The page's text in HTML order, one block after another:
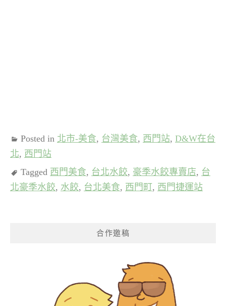
Posted in 北市-美食, 台灣美食, 西門站, D&W在台
北, 西門站
Tagged 西門美食, 台北水餃, 豪季水餃專賣店, 台
北豪季水餃, 水餃, 台北美食, 西門町, 西門捷運站
合作邀稿